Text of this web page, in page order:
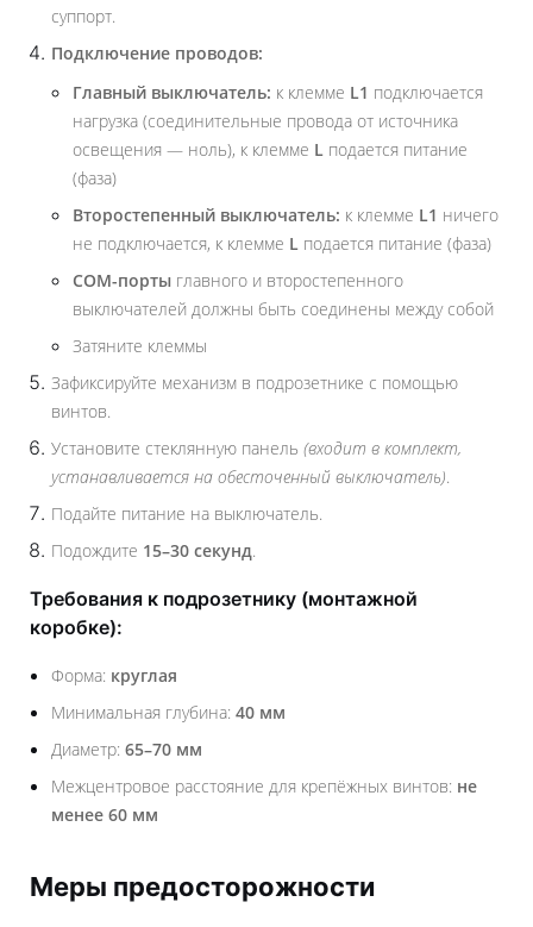
суппорт.
Подключение проводов:
Главный выключатель: к клемме L1 подключается
нагрузка (соединительные провода от источника
освещения — ноль), к клемме L подается питание
(фаза)
Второстепенный выключатель: к клемме L1 ничего
не подключается, к клемме L подается питание (фаза)
COM-порты главного и второстепенного
выключателей должны быть соединены между собой
Затяните клеммы
Зафиксируйте механизм в подрозетнике с помощью
винтов.
Установите стеклянную панель (входит в комплект,
устанавливается на обесточенный выключатель).
Подайте питание на выключатель.
Подождите 15–30 секунд.
Требования к подрозетнику (монтажной
коробке):
Форма: круглая
Минимальная глубина: 40 мм
Диаметр: 65–70 мм
Межцентровое расстояние для крепёжных винтов: не
менее 60 мм
Меры предосторожности